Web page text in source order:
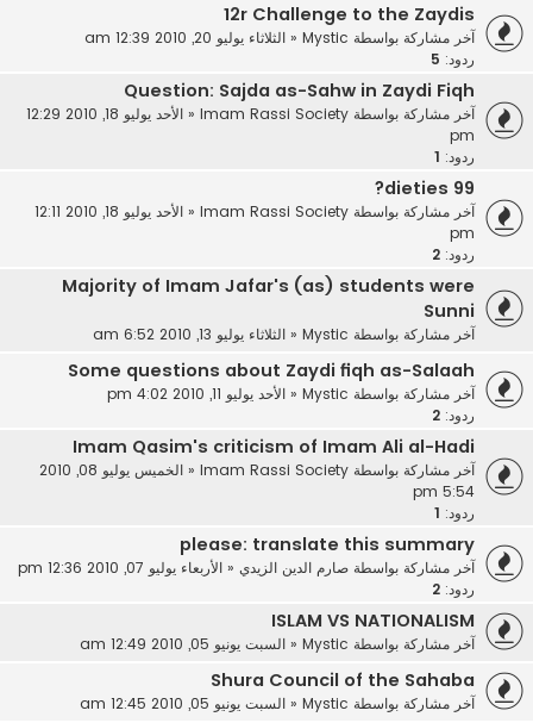
12r Challenge to the Zaydis
آخر مشاركة بواسطة Mystic
« الثلاثاء يوليو 20, 2010 12:39 am
ردود: 5
Question: Sajda as-Sahw in Zaydi Fiqh
آخر مشاركة بواسطة Imam Rassi Society
«
الأحد يوليو 18, 2010 12:29
pm
ردود:
99 dieties?
آخر مشاركة بواسطة Imam Rassi Society
«
الأحد يوليو 18, 2010 12:11
pm
ردود: 2
Majority of Imam Jafar's (as) students were
Sunni
آخر مشاركة بواسطة Mystic
« الثلاثاء يوليو 13, 2010 6:52 am
Some questions about Zaydi fiqh as-Salaah
آخر مشاركة بواسطة Mystic
« الأحد يوليو 11, 2010 4:02 pm
ردود: 2
Imam Qasim's criticism of Imam Ali al-Hadi
آخر مشاركة بواسطة Imam Rassi Society
«
الخميس يوليو 08, 2010
5:54 pm
ردود:
please: translate this summary
آخر مشاركة بواسطة صارم الدين الزيدي« الأربعاء يوليو 07, 2010 12:36 pm
ردود: 2
ISLAM VS NATIONALISM‏
آخر مشاركة بواسطة Mystic
« السبت يونيو 05, 2010 12:49 am
Shura Council of the Sahaba‏
آخر مشاركة بواسطة Mystic
« السبت يونيو 05, 2010 12:45 am